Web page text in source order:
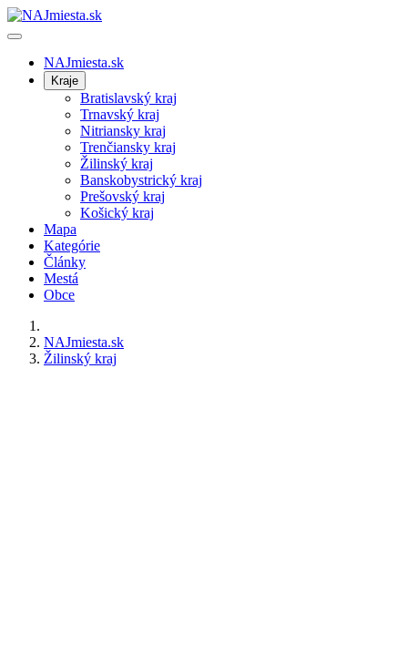
NAJmiesta.sk
Kraje
Bratislavský kraj
Trnavský kraj
Nitriansky kraj
Trenčiansky kraj
Žilinský kraj
Banskobystrický kraj
Prešovský kraj
Košický kraj
Mapa
Kategórie
Články
Mestá
Obce
NAJmiesta.sk
Žilinský kraj